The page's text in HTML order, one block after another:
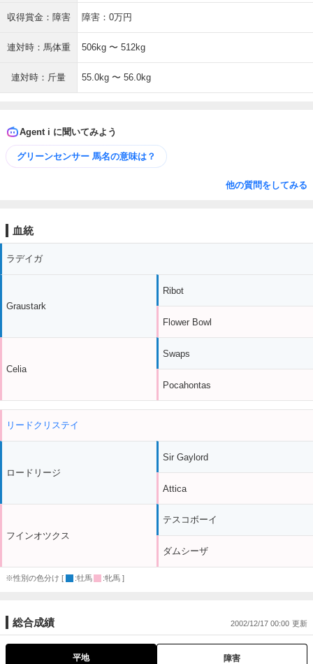
収得賞金：障害 障害：0万円
連対時：馬体重 506kg 〜 512kg
連対時：斤量 55.0kg 〜 56.0kg
Agent i に聞いてみよう
グリーンセンサー 馬名の意味は？
他の質問をしてみる
血統
ラデイガ
Graustark
Celia
Ribot
Flower Bowl
Swaps
Pocahontas
リードクリステイ
ロードリージ
フインオツクス
Sir Gaylord
Attica
テスコボーイ
ダムシーザ
※性別の色分け [ :牡馬 :牝馬 ]
総合成績 2002/12/17 00:00
平地 障害